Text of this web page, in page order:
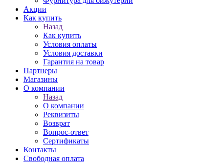
Акции
Как купить
Назад
Как купить
Условия оплаты
Условия доставки
Гарантия на товар
Партнеры
Магазины
О компании
Назад
О компании
Реквизиты
Возврат
Вопрос-ответ
Сертификаты
Контакты
Свободная оплата